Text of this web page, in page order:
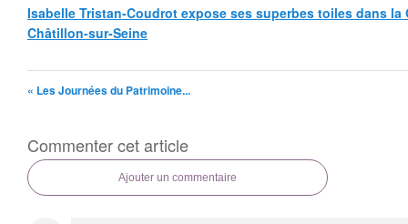
Isabelle Tristan-Coudrot expose ses superbes toiles dans la
Châtillon-sur-Seine
« Les Journées du Patrimoine...
Commenter cet article
Ajouter un commentaire